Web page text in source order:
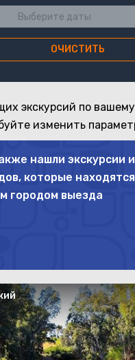
ОЧИСТИТЬ
экскурсий по
изменить
нашли экскурсии
которые
городом выезда